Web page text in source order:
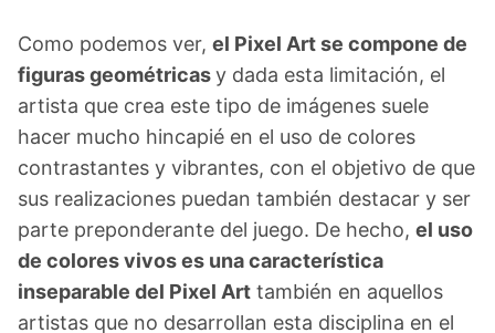
Como podemos ver, el Pixel Art se compone de
figuras geométricasy dada esta limitación, el
artista que crea este tipo de imágenes suele
hacer mucho hincapié en el uso de colores
contrastantes y vibrantes, con el objetivo de que
sus realizaciones puedan también destacar y ser
parte preponderante del juego. De hecho, el uso
de colores vivos es una característica
inseparable del Pixel Art también en aquellos
artistas que no desarrollan esta disciplina en el